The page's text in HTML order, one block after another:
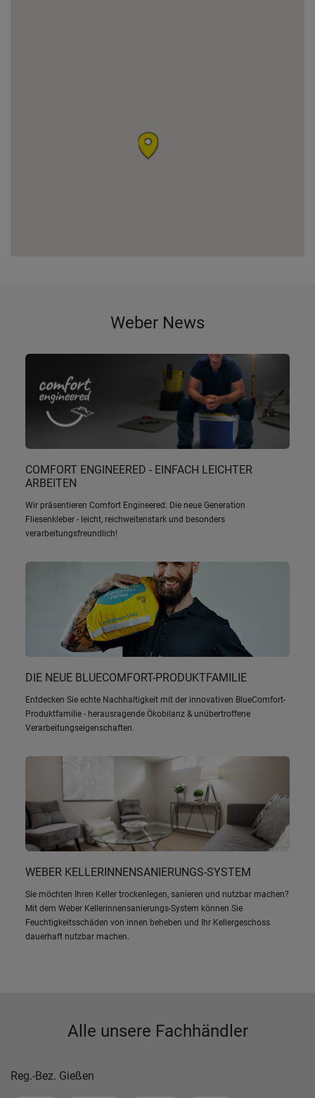
Weber News
COMFORT ENGINEERED - EINFACH LEICHTER
ARBEITEN
Wir präsentieren Comfort Engineered: Die neue Generation
Fliesenkleber - leicht, reichweitenstark und besonders
verarbeitungsfreundlich!
DIE NEUE BLUECOMFORT-PRODUKTFAMILIE
Entdecken Sie echte Nachhaltigkeit mit der innovativen BlueComfort-
Produktfamilie - herausragende Ökobilanz & unübertroffene
Verarbeitungseigenschaften.
WEBER KELLERINNENSANIERUNGS-SYSTEM
Sie möchten Ihren Keller trockenlegen, sanieren und nutzbar machen?
Mit dem Weber Kellerinnensanierungs-System können Sie
Feuchtigkeitsschäden von innen beheben und Ihr Kellergeschoss
dauerhaft nutzbar machen.
Alle unsere Fachhändler
Reg.-Bez. Gießen